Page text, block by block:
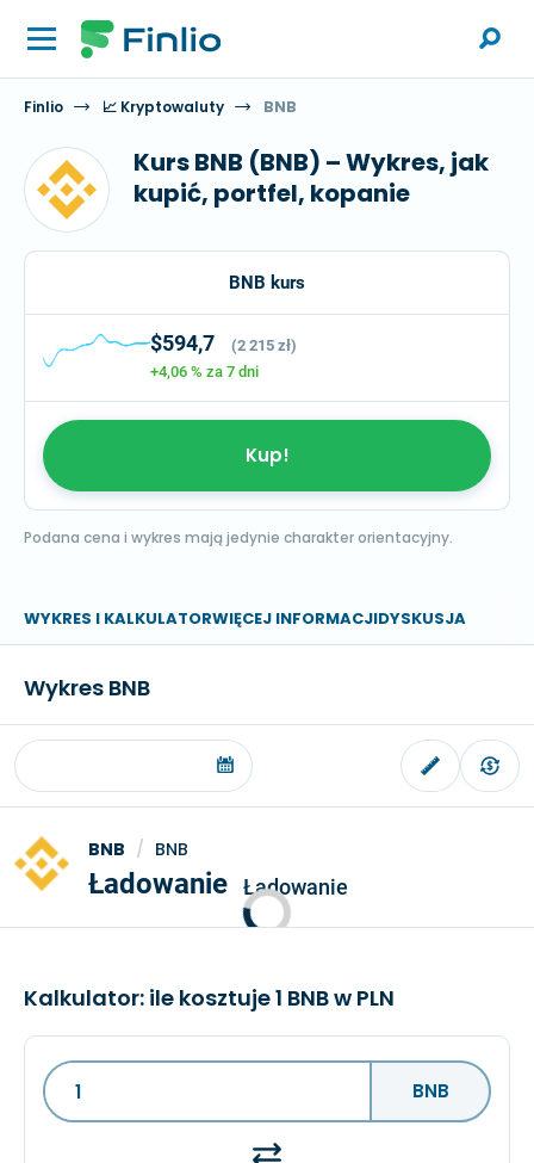
Finlio 📈 Kryptowaluty BNB
Kurs BNB (BNB) – Wykres, jak
kupić, portfel, kopanie
BNB kurs
$594,7
(2 215 zł)
+4,06 % za 7 dni
Kup!
Podana cena i wykres mają jedynie charakter orientacyjny.
WYKRES I KALKULATORWIĘCEJ INFORMACJIDYSKUSJA
Wykres BNB
BNB / BNB
Ładowanie Ładowanie
Kalkulator: ile kosztuje 1 BNB w PLN
BNB